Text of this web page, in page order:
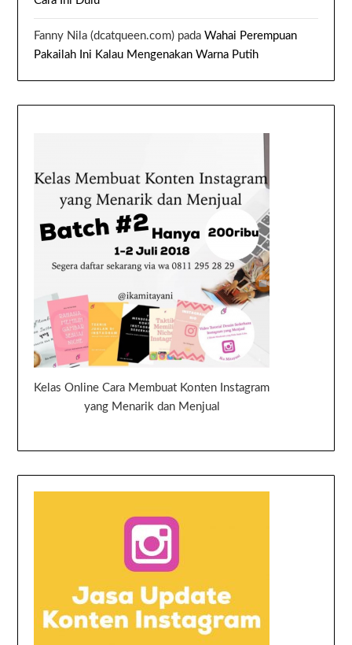
Fanny Nila (dcatqueen.com) padaWahai Perempuan
Pakailah Ini Kalau Mengenakan Warna Putih
Kelas Online Cara Membuat Konten Instagram
yang Menarik dan Menjual